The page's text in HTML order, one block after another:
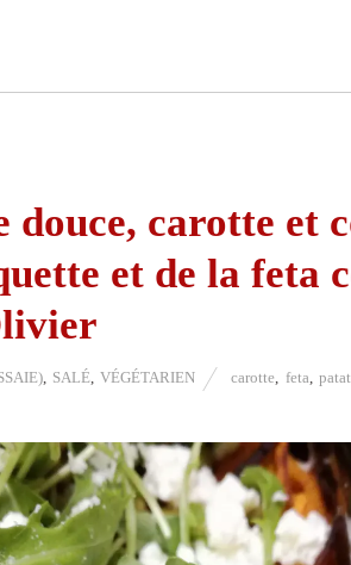
douce, carotte et
et de la feta
, SALÉ,VÉGÉTARIEN carotte, feta,